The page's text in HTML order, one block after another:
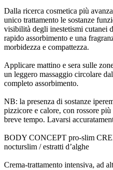
Dalla ricerca cosmetica più
unico trattamento le sostanze
visibilità degli inestetismi cutanei
rapido assorbimento e una
morbidezza e compattezza.
Applicare mattino e sera sulle
un leggero massaggio circolare
completo assorbimento.
NB: la presenza di sostanze
pizzicore e calore, con rossore
breve tempo. Lavarsi
BODY CONCEPT pro-slim
nocturslim / estratti d’alghe
Crema-trattamento intensiva, ad